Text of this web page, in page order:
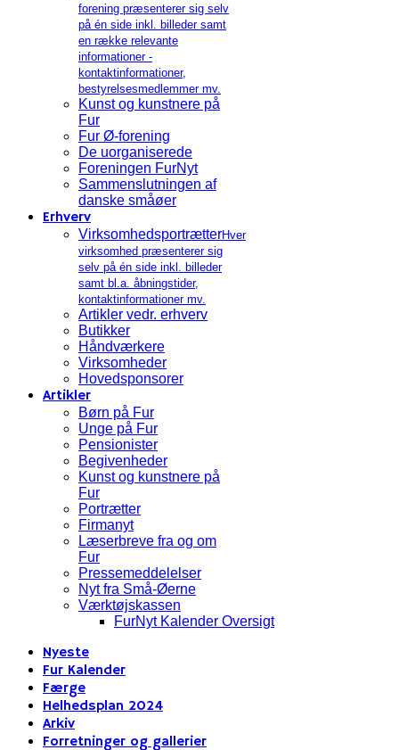
forening præsenterer sig selv
på én side inkl. billeder samt
en række relevante
informationer -
kontaktinformationer,
bestyrelsesmedlemmer mv.
Kunst og kunstnere på
Fur
Fur Ø-forening
De uorganiserede
Foreningen FurNyt
Sammenslutningen af
danske småøer
Erhverv
VirksomhedsportrætterHver
virksomhed præsenterer sig
selv på én side inkl. billeder
samt bl.a. åbningstider,
kontaktinformationer mv.
Artikler vedr. erhverv
Butikker
Håndværkere
Virksomheder
Hovedsponsorer
Artikler
Børn på Fur
Unge på Fur
Pensionister
Begivenheder
Kunst og kunstnere på
Fur
Portrætter
Firmanyt
Læserbreve fra og om
Fur
Pressemeddelelser
Nyt fra Små-Øerne
Værktøjskassen
FurNyt Kalender Oversigt
Nyeste
Fur Kalender
Færge
Helhedsplan 2024
Arkiv
Forretninger og gallerier